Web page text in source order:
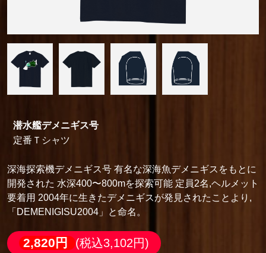
潜水艦デメニギス号
定番Ｔシャツ
深海探索機デメニギス号 有名な深海魚デメニギスをもとに
開発された 水深400〜800mを探索可能 定員2名,ヘルメット
要着用 2004年に生きたデメニギスが発見されたことより,
「DEMENIGISU2004」と命名。
2,820円
(税込3,102円)